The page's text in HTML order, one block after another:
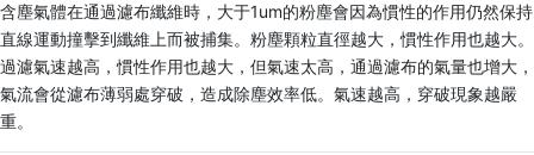
含塵氣體在通過濾布纖維時，大于1um的粉塵會因為慣性的作用仍然保持
直線運動撞擊到纖維上而被捕集。粉塵顆粒直徑越大，慣性作用也越大。
過濾氣速越高，慣性作用也越大，但氣速太高，通過濾布的氣量也增大，
氣流會從濾布薄弱處穿破，造成除塵效率低。氣速越高，穿破現象越嚴
重。